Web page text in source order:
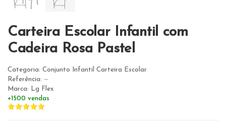
Carteira Escolar Infantil com
Cadeira Rosa Pastel
Categoria: Conjunto Infantil Carteira Escolar
Referência: --
Marca: Lg Flex
+1500 vendas